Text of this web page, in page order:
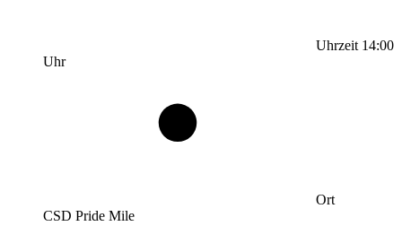
Uhrzeit 14:00
Uhr
Ort
CSD Pride Mile